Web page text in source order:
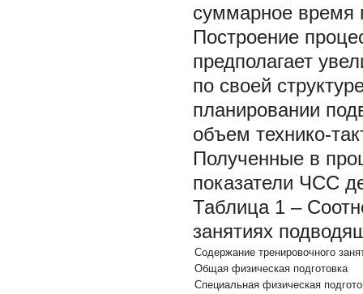
суммарное время
Построение
предполагает
по своей
планировании
объем технико-
Полученные в
показатели ЧСС
Таблица 1 –
занятиях
Содержание тренировочного
Общая физическая подготовка
Специальная физическая